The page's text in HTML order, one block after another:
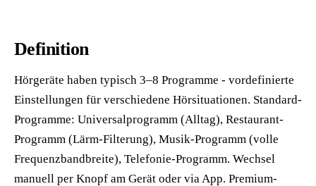
Definition
Hörgeräte haben typisch 3–8 Programme - vordefinierte
Einstellungen für verschiedene Hörsituationen. Standard-
Programme: Universalprogramm (Alltag), Restaurant-
Programm (Lärm-Filterung), Musik-Programm (volle
Frequenzbandbreite), Telefonie-Programm. Wechsel
manuell per Knopf am Gerät oder via App. Premium-